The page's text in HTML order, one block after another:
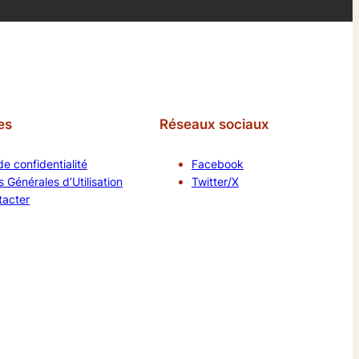
confidentialité
Générales d’Utilisation
Réseaux sociaux
Facebook
Twitter/X